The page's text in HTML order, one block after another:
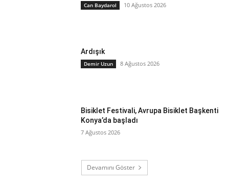
Can Baydarol 10 Ağustos 2026
Ardışık
Demir Uzun 8 Ağustos 2026
Bisiklet Festivali, Avrupa Bisiklet Başkenti
Konya’da başladı
7 Ağustos 2026
Devamını Göster